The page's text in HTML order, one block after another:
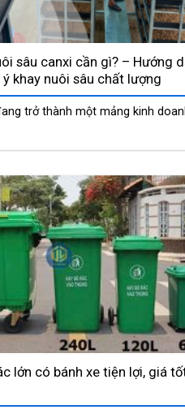
sâu canxi cần gì? – Hướng
khay nuôi sâu chất lượng
trở thành một mảng kinh
lớn có bánh xe tiện lợi, giá